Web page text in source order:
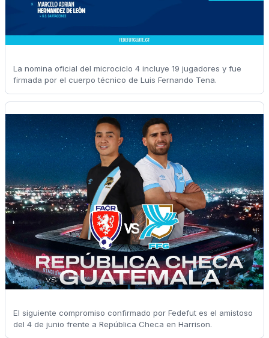
La nomina oficial del microciclo 4 incluye 19 jugadores y fue
firmada por el cuerpo técnico de Luis Fernando Tena.
El siguiente compromiso confirmado por Fedefut es el amistoso
del 4 de junio frente a República Checa en Harrison.